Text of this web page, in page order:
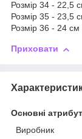
Розмір 34 - 22,5
Розмір 35 - 23,5
Розмір 36 - 24 см
Приховати
Основні
Виробник